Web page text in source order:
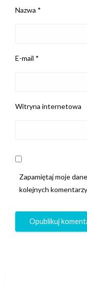
Nazwa *
E-mail *
Witryna internetowa
Zapamiętaj moje
kolejnych